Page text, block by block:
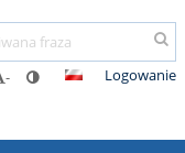
- Logowanie